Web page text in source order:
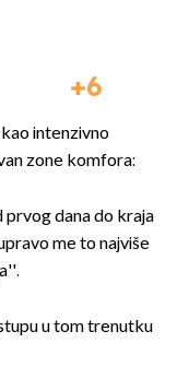
6
intenzivno
zone komfora:
prvog dana do kraja
me to najviše
u tom trenutku